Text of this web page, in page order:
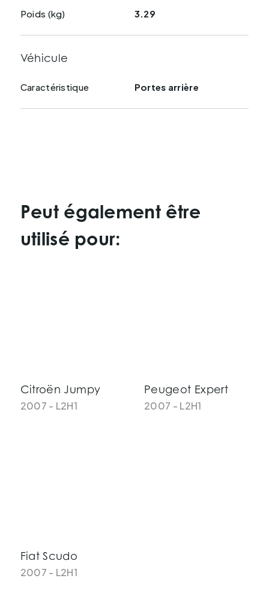
Poids (kg) 3.29
Véhicule
Caractéristique Portes arrière
Peut également être
utilisé pour:
Citroën Jumpy
2007 - L2H1
Peugeot Expert
2007 - L2H1
Fiat Scudo
2007 - L2H1